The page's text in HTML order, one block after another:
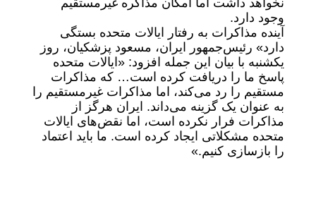
نخواهد داشت اما امکان مذاکره غیرمستقیم
وجود دارد.
آینده مذاکرات به رفتار ایالات متحده بستگی
دارد» رئیس‌جمهور ایران، مسعود پزشکیان، روز
یکشنبه با بیان این جمله افزود: «ایالات متحده
پاسخ ما را دریافت کرده است… که مذاکرات
مستقیم را رد می‌کند، اما مذاکرات غیرمستقیم را
به عنوان یک گزینه می‌داند. ایران هرگز از
مذاکرات فرار نکرده است، اما نقض‌های ایالات
متحده مشکلاتی ایجاد کرده است. ما باید اعتماد
را بازسازی کنیم.»